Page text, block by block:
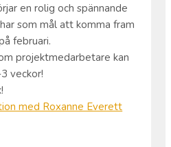
en rolig och spännande
som mål att komma fram
februari.
projektmedarbetare kan
veckor!